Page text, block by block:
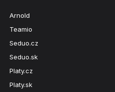
Arnold
Teamio
Seduo.cz
Seduo.sk
Platy.cz
Platy.sk